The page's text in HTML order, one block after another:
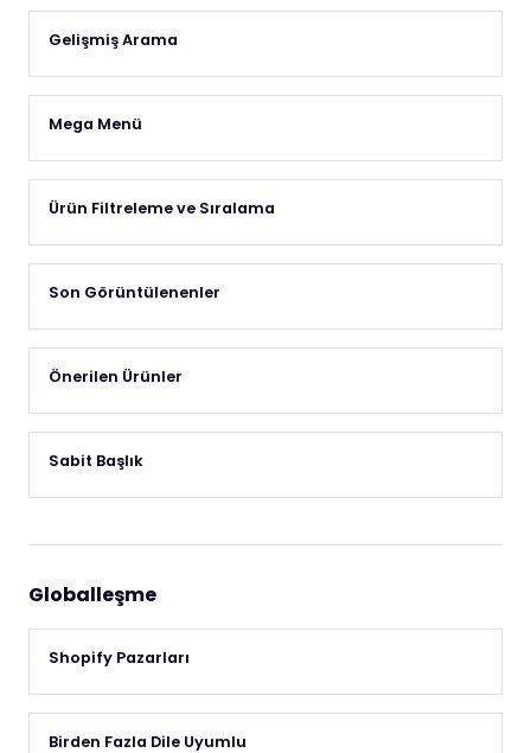
Gelişmiş Arama
Mega Menü
Ürün Filtreleme ve Sıralama
Son Görüntülenenler
Önerilen Ürünler
Sabit Başlık
Globalleşme
Shopify Pazarları
Birden Fazla Dile Uyumlu